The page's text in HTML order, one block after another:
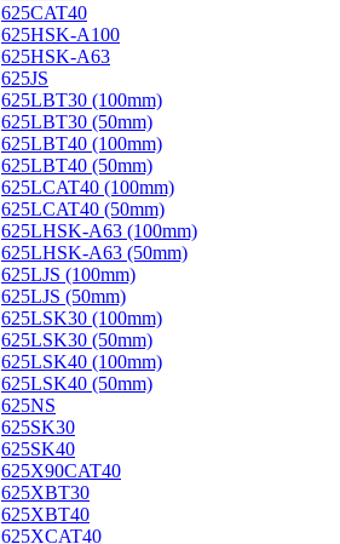
625CAT40
625HSK-A100
625HSK-A63
625JS
625LBT30 (100mm)
625LBT30 (50mm)
625LBT40 (100mm)
625LBT40 (50mm)
625LCAT40 (100mm)
625LCAT40 (50mm)
625LHSK-A63 (100mm)
625LHSK-A63 (50mm)
625LJS (100mm)
625LJS (50mm)
625LSK30 (100mm)
625LSK30 (50mm)
625LSK40 (100mm)
625LSK40 (50mm)
625NS
625SK30
625SK40
625X90CAT40
625XBT30
625XBT40
625XCAT40